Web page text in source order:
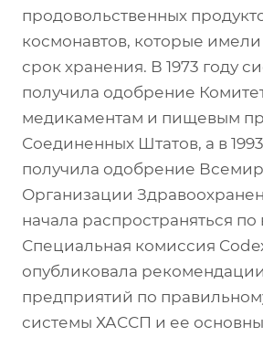
продовольственных
космонавтов, которые
срок хранения. В 1973 году
получила одобрение
медикаментам и пищевым
Соединенных Штатов, а в
получила одобрение
Организации
начала распространяться по
Специальная комиссия
опубликовала
предприятий по
системы ХАССП и ее